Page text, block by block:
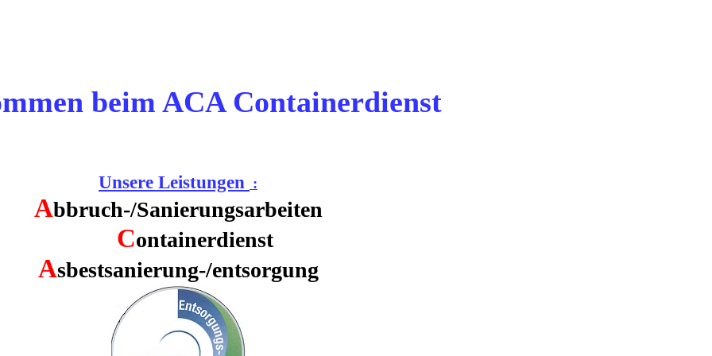
beim ACA Containerdienst
Unsere Leistungen :
Abbruch-/Sanierungsarbeiten
Containerdienst
Asbestsanierung-/entsorgung